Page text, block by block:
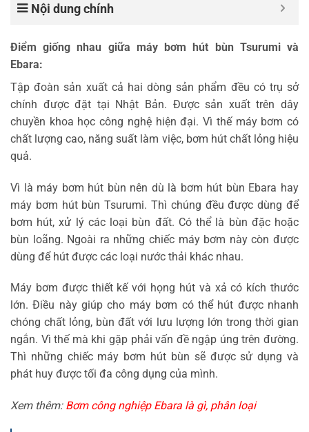
Nội dung chính
Điểm giống nhau giữa máy bơm hút bùn Tsurumi và
Ebara:
Tập đoàn sản xuất cả hai dòng sản phẩm đều có trụ sở
chính được đặt tại Nhật Bản. Được sản xuất trên dây
chuyền khoa học công nghệ hiện đại. Vì thế máy bơm có
chất lượng cao, năng suất làm việc, bơm hút chất lỏng hiệu
quả.
Vì là máy bơm hút bùn nên dù là bơm hút bùn Ebara hay
máy bơm hút bùn Tsurumi. Thì chúng đều được dùng để
bơm hút, xử lý các loại bùn đất. Có thể là bùn đặc hoặc
bùn loãng. Ngoài ra những chiếc máy bơm này còn được
dùng để hút được các loại nước thải khác nhau.
Máy bơm được thiết kế với họng hút và xả có kích thước
lớn. Điều này giúp cho máy bơm có thể hút được nhanh
chóng chất lỏng, bùn đất với lưu lượng lớn trong thời gian
ngắn. Vì thế mà khi gặp phải vấn đề ngập úng trên đường.
Thì những chiếc máy bơm hút bùn sẽ được sử dụng và
phát huy được tối đa công dụng của mình.
Xem thêm: Bơm công nghiệp Ebara là gì, phân loại